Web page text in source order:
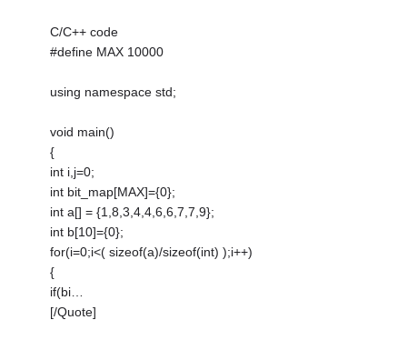
C/C++ code
#define MAX 10000
using namespace std;
void main()
{
int i,j=0;
int bit_map[MAX]={0};
int a[] = {1,8,3,4,4,6,6,7,7,9};
int b[10]={0};
for(i=0;i<( sizeof(a)/sizeof(int) );i++)
{
if(bi…
[/Quote]